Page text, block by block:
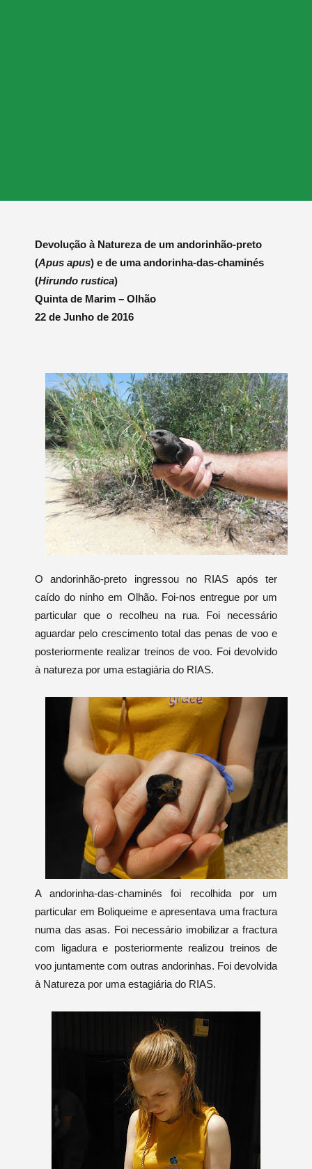
Devolução à Natureza de um andorinhão-preto
(Apus apus) e de uma andorinha-das-chaminés
(Hirundo rustica)
Quinta de Marim – Olhão
22 de Junho de 2016
O andorinhão-preto ingressou no RIAS após ter
caído do ninho em Olhão. Foi-nos entregue por um
particular que o recolheu na rua. Foi necessário
aguardar pelo crescimento total das penas de voo e
posteriormente realizar treinos de voo. Foi devolvido
à natureza por uma estagiária do RIAS.
A andorinha-das-chaminés foi recolhida por um
particular em Boliqueime e apresentava uma fractura
numa das asas. Foi necessário imobilizar a fractura
com ligadura e posteriormente realizou treinos de
voo juntamente com outras andorinhas. Foi devolvida
à Natureza por uma estagiária do RIAS.